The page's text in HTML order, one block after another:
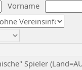
Vorname
Spieler